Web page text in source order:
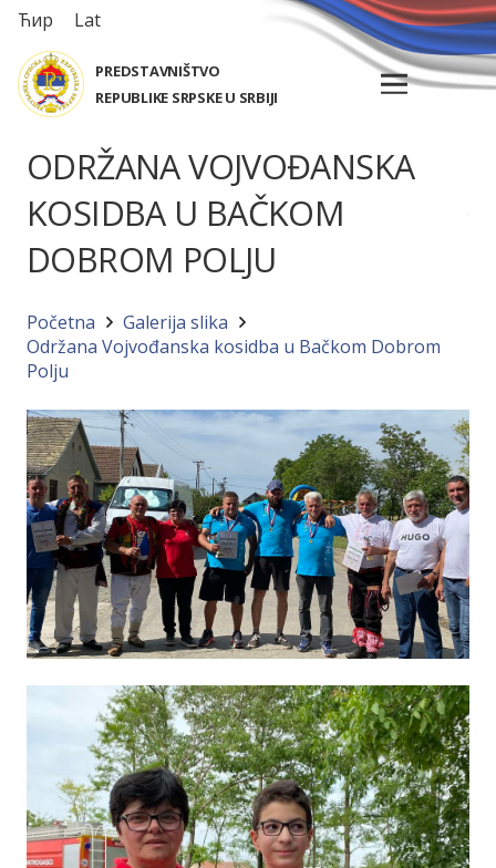
Ћир Lat
PREDSTAVNIŠTVO
REPUBLIKE SRPSKE U SRBIJI
ODRŽANA VOJVOĐANSKA
KOSIDBA U BAČKOM
DOBROM POLJU
Početna
Galerija slika
Održana Vojvođanska kosidba u Bačkom Dobrom
Polju